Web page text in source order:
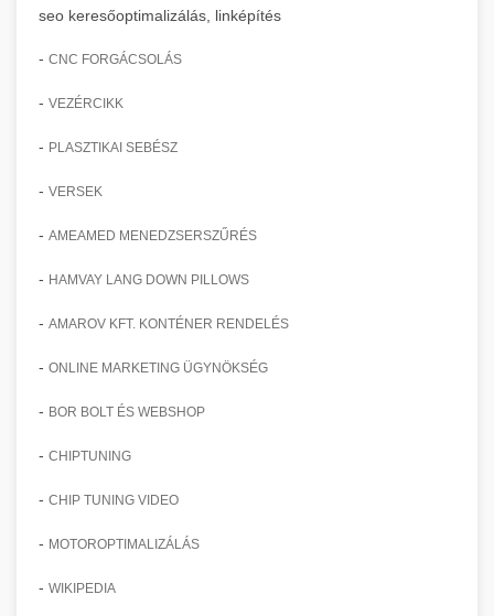
seo keresőoptimalizálás, linképítés
- CNC FORGÁCSOLÁS
- VEZÉRCIKK
- PLASZTIKAI SEBÉSZ
- VERSEK
- AMEAMED MENEDZSERSZŰRÉS
- HAMVAY LANG DOWN PILLOWS
- AMAROV KFT. KONTÉNER RENDELÉS
- ONLINE MARKETING ÜGYNÖKSÉG
- BOR BOLT ÉS WEBSHOP
- CHIPTUNING
- CHIP TUNING VIDEO
- MOTOROPTIMALIZÁLÁS
- WIKIPEDIA